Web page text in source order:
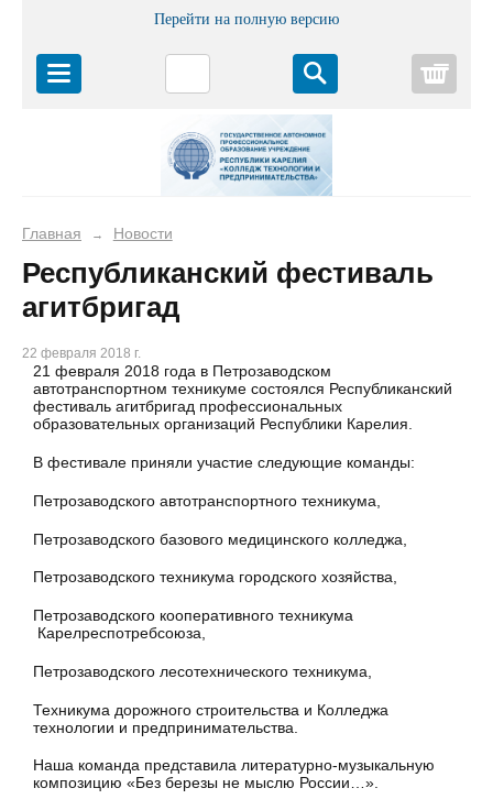
Перейти на полную версию
Главная → Новости
Республиканский фестиваль
агитбригад
22 февраля 2018 г.
21 февраля 2018 года в Петрозаводском
автотранспортном техникуме состоялся Республиканский
фестиваль агитбригад профессиональных
образовательных организаций Республики Карелия.
В фестивале приняли участие следующие команды:
Петрозаводского автотранспортного техникума,
Петрозаводского базового медицинского колледжа,
Петрозаводского техникума городского хозяйства,
Петрозаводского кооперативного техникума
Карелреспотребсоюза,
Петрозаводского лесотехнического техникума,
Техникума дорожного строительства и Колледжа
технологии и предпринимательства.
Наша команда представила литературно-музыкальную
композицию «Без березы не мыслю России…».